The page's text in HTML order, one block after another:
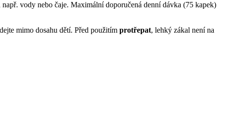
vody nebo čaje. Maximální doporučená denní dávka (75 kapek)
mimo dosahu dětí. Před použitím protřepat, lehký zákal není na